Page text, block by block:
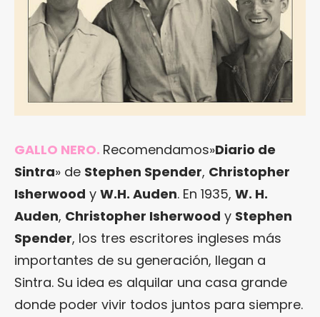
GALLO NERO. Recomendamos»Diario de
Sintra» de Stephen Spender, Christopher
Isherwood y W.H. Auden. En 1935, W. H.
Auden, Christopher Isherwood y Stephen
Spender, los tres escritores ingleses más
importantes de su generación, llegan a
Sintra. Su idea es alquilar una casa grande
donde poder vivir todos juntos para siempre.